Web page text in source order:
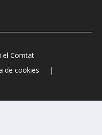
el Comtat
de cookies